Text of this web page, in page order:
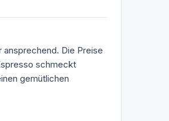
ansprechend. Die Preise
schmeckt
gemütlichen